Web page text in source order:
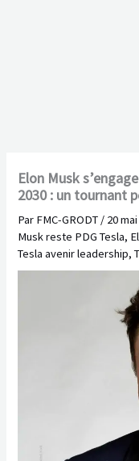
Elon Musk
2030 : un tournant
Par FMC-GRODT / 20
Musk reste PDG Tesla,
Tesla avenir leadership,